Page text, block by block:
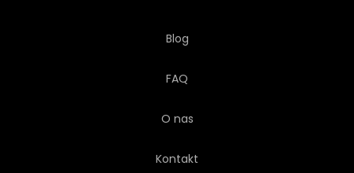
Blog
FAQ
O nas
Kontakt